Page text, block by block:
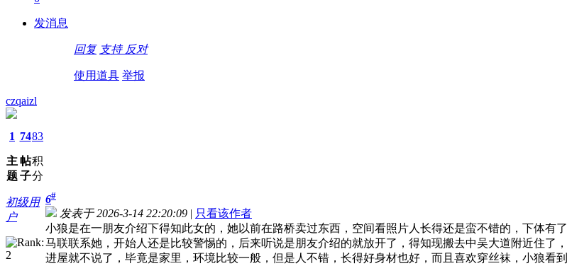
发消息
回复 支持 反对
使用道具 举报
czqaizl
1
主
题
74
帖
子
83
积
分
初级用
户
6#
发表于 2026-3-14 22:20:09 | 只看该作者
小狼是在一朋友介绍下得知此女的，她以前在路桥卖过东西，空间看照片人长得还是蛮不错的，下体
马联联系她，开始人还是比较警惕的，后来听说是朋友介绍的就放开了，得知现搬去中吴大道附近住了
进屋就不说了，毕竟是家里，环境比较一般，但是人不错，长得好身材也好，而且喜欢穿丝袜，小狼看